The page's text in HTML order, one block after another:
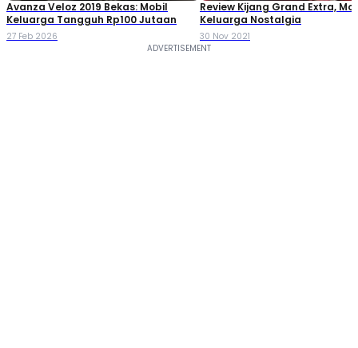
Avanza Veloz 2019 Bekas: Mobil
Keluarga Tangguh Rp100 Jutaan
27 Feb 2026
Review Kijang Grand Extra,
Keluarga Nostalgia
30 Nov 2021